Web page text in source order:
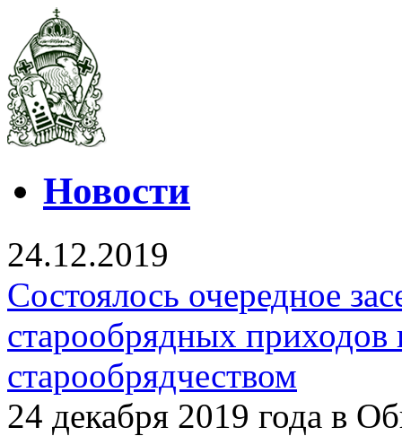
Новости
24.12.2019
Состоялось очередное
старообрядных
старообрядчеством
24 декабря 2019 года в